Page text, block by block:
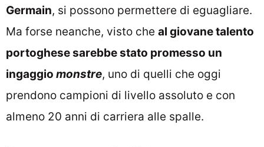
Germain, si possono permettere di eguagliare.
Ma forse neanche, visto che al giovane talento
portoghese sarebbe stato promesso un
ingaggio monstre, uno di quelli che oggi
prendono campioni di livello assoluto e con
almeno 20 anni di carriera alle spalle.